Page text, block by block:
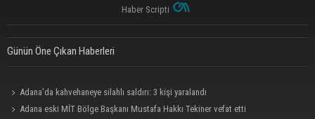
Haber Scripti
Günün Öne Çıkan Haberleri
Adana’da kahvehaneye silahlı saldırı: 3 kişi yaralandı
Adana eski MİT Bölge Başkanı Mustafa Hakkı Tekiner vefat etti